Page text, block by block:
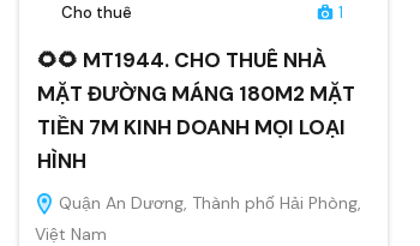
Cho thuê 1
🌻🌻 MT1944. CHO THUÊ NHÀ
MẶT ĐƯỜNG MÁNG 180M2 MẶT
TIỀN 7M KINH DOANH MỌI LOẠI
HÌNH
Quận An Dương, Thành phố Hải Phòng,
Việt Nam